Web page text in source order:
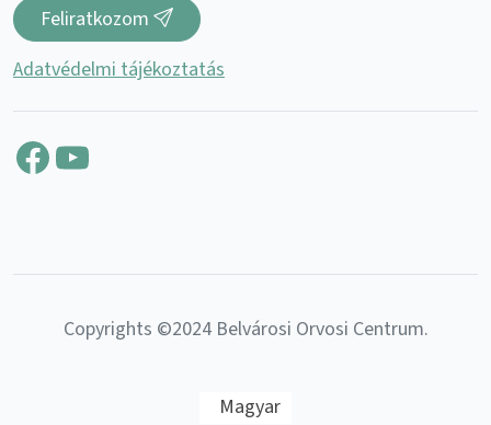
Feliratkozom
Adatvédelmi tájékoztatás
Facebook
YouTube
Copyrights ©2024 Belvárosi Orvosi Centrum.
Magyar